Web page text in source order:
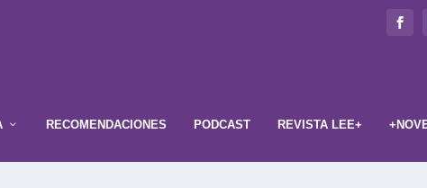
RECOMENDACIONES PODCAST REVISTA LEE+